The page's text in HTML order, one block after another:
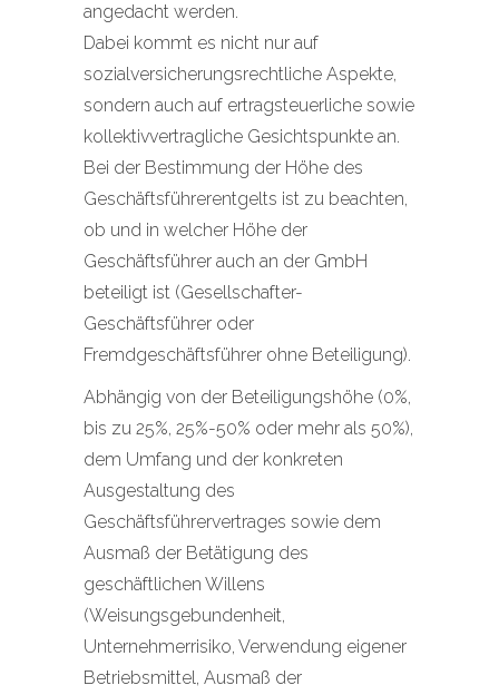
angedacht werden.
Dabei kommt es nicht nur auf
sozialversicherungsrechtliche Aspekte,
sondern auch auf ertragsteuerliche sowie
kollektivvertragliche Gesichtspunkte an.
Bei der Bestimmung der Höhe des
Geschäftsführerentgelts ist zu beachten,
ob und in welcher Höhe der
Geschäftsführer auch an der GmbH
beteiligt ist (Gesellschafter-
Geschäftsführer oder
Fremdgeschäftsführer ohne Beteiligung).
Abhängig von der Beteiligungshöhe (0%,
bis zu 25%, 25%-50% oder mehr als 50%),
dem Umfang und der konkreten
Ausgestaltung des
Geschäftsführervertrages sowie dem
Ausmaß der Betätigung des
geschäftlichen Willens
(Weisungsgebundenheit,
Unternehmerrisiko, Verwendung eigener
Betriebsmittel, Ausmaß der